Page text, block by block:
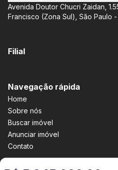
Avenida Doutor Chucri Zaidan,
Francisco (Zona Sul), São Paulo -
Filial
Navegação rápida
Home
Sobre nós
Buscar imóvel
Anunciar imóvel
Contato